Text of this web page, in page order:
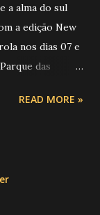
a alma do sul
a edição New
nos dias 07 e
das
DE
aquele
READ MORE »